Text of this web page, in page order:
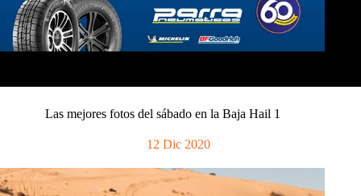
Las mejores fotos del sábado en la Baja Hail 1
12 Dic 2020